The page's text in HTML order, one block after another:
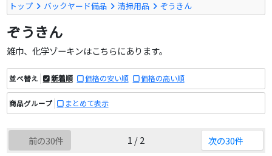
トップ バックヤード備品 清掃用品 ぞうきん
ぞうきん
雑巾、化学ゾーキンはこちらにあります。
並べ替え 新着順 価格の安い順 価格の高い順
商品グループ まとめて表示
前の30件 1 / 2 次の30件